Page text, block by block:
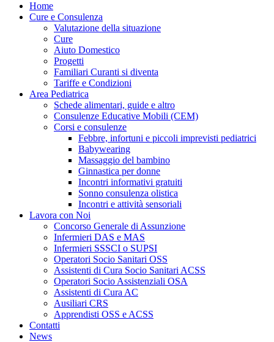
Home
Cure e Consulenza
Valutazione della situazione
Cure
Aiuto Domestico
Progetti
Familiari Curanti si diventa
Tariffe e Condizioni
Area Pediatrica
Schede alimentari, guide e altro
Consulenze Educative Mobili (CEM)
Corsi e consulenze
Febbre, infortuni e piccoli imprevisti pediatrici
Babywearing
Massaggio del bambino
Ginnastica per donne
Incontri informativi gratuiti
Sonno consulenza olistica
Incontri e attività sensoriali
Lavora con Noi
Concorso Generale di Assunzione
Infermieri DAS e MAS
Infermieri SSSCI o SUPSI
Operatori Socio Sanitari OSS
Assistenti di Cura Socio Sanitari ACSS
Operatori Socio Assistenziali OSA
Assistenti di Cura AC
Ausiliari CRS
Apprendisti OSS e ACSS
Contatti
News